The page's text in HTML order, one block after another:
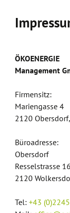
ÖKOENERGIE
Management
Firmensitz:
Mariengasse 4
2120
Büroadresse:
Obersdorf
Resselstrasse 16
2120
Tel: +43